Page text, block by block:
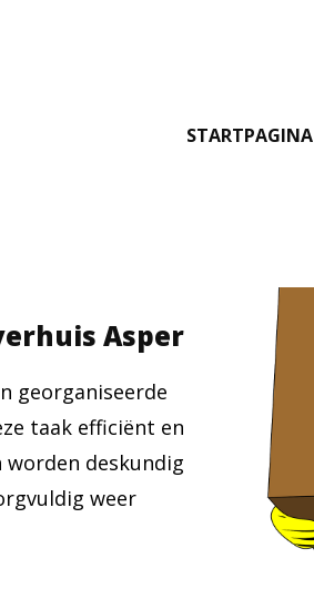
STARTPAGINA
Asper
georganiseerde
taak efficiënt en
deskundig
weer